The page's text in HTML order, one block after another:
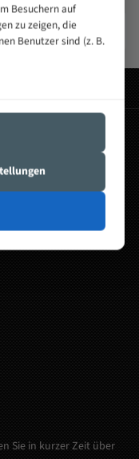
Lutz
Bandsägeblätter
Sie in kurzer Zeit über
Besuchern auf
zu zeigen, die
Benutzer sind (z. B.